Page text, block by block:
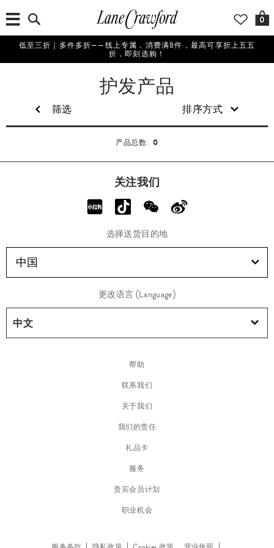
0
低至三折｜多件多折——线上专属，消费满8件，最高可享折上五五
折，即刻选购！
发
护发产品
筛选 排序方式
产品总数:0
关注我们
选择送货目的地
中国
更改语言 (Language)
帮助
联系我们
关于我们
我们的责任
礼品卡
服务
贵宾会员计划
职业机会